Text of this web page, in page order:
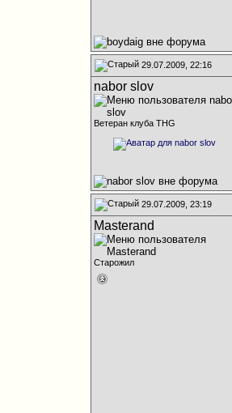
29.07.2009, 22:16
nabor slov
Ветеран клуба THG
29.07.2009, 23:19
Masterand
Старожил